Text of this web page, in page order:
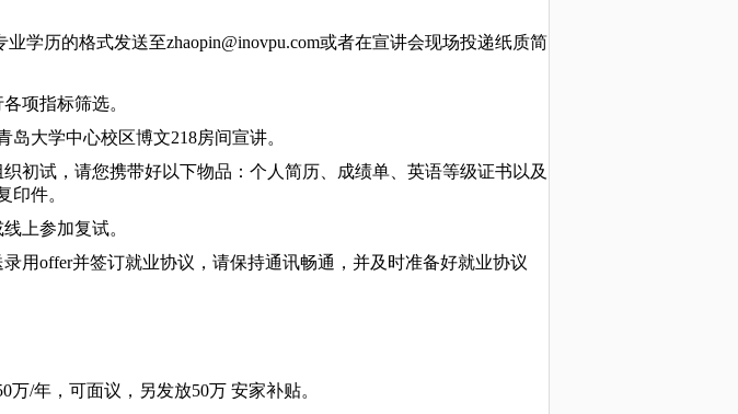
业学历的格式发送至zhaopin@inovpu.com或者在宣讲会现场投递纸质简
项指标筛选。
岛大学中心校区博文218房间宣讲。
初试，请您携带好以下物品：个人简历、成绩单、英语等级证书以及
印件。
上参加复试。
用offer并签订就业协议，请保持通讯畅通，并及时准备好就业协议
万/年，可面议，另发放50万 安家补贴。